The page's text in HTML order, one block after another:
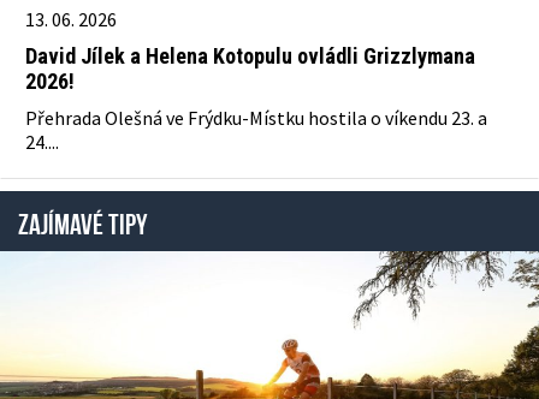
13. 06. 2026
David Jílek a Helena Kotopulu ovládli Grizzlymana
2026!
Přehrada Olešná ve Frýdku-Místku hostila o víkendu 23. a
24....
ZAJÍMAVÉ TIPY